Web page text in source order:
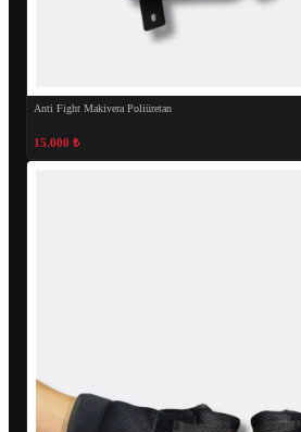
Anti Fight Makivera Poliüretan
15.000 ₺